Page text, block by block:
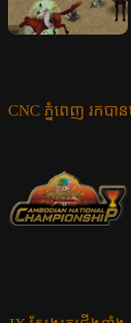
CNC ភ្នំពេញ រក​បា